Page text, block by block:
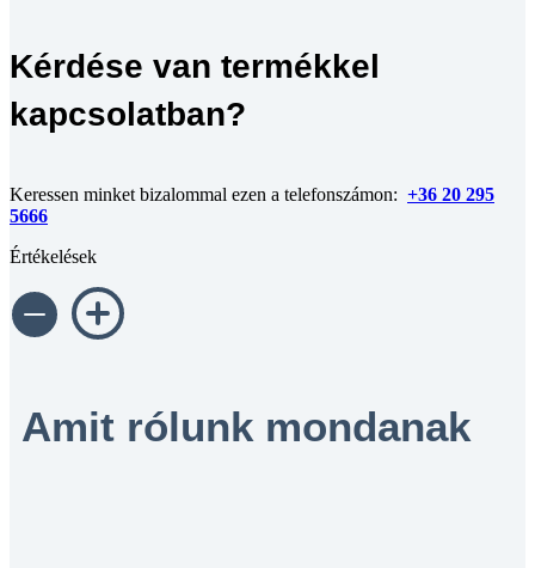
Kérdése van termékkel
kapcsolatban?
Keressen minket bizalommal ezen a telefonszámon: +36 20 295
5666
Értékelések
Amit rólunk mondanak